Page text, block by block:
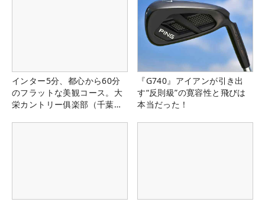
インター5分、都心から60分
のフラットな美観コース。大
栄カントリー俱楽部（千葉
『G740』アイアンが引き出
す“反則級”の寛容性と飛びは
本当だった！